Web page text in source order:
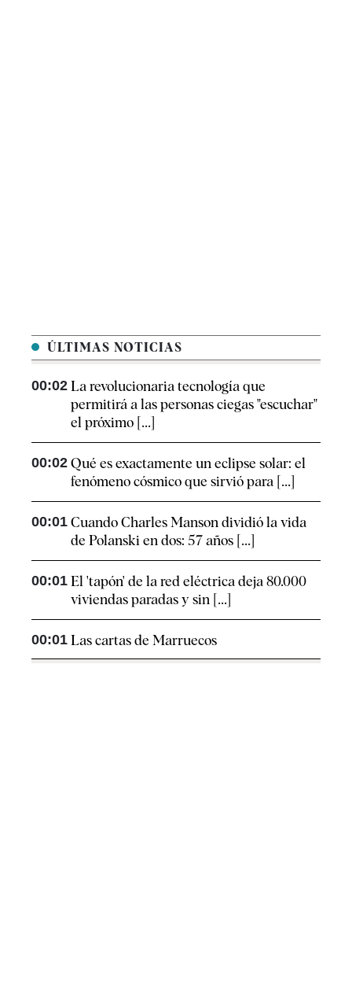
ÚLTIMAS NOTICIAS
00:02 La revolucionaria tecnología que
permitirá a las personas ciegas "escuchar"
el próximo [...]
00:02 Qué es exactamente un eclipse solar: el
fenómeno cósmico que sirvió para [...]
00:01 Cuando Charles Manson dividió la vida
de Polanski en dos: 57 años [...]
00:01 El 'tapón' de la red eléctrica deja 80.000
viviendas paradas y sin [...]
00:01 Las cartas de Marruecos